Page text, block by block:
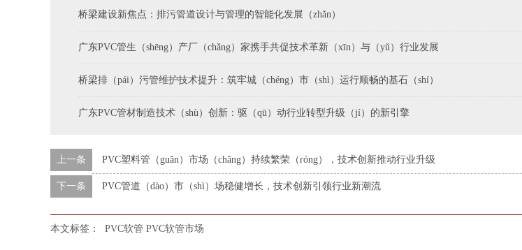
桥梁建设新焦点：排污管道设计与管理的智能化发展（zhǎn）
广东PVC管生（shēng）产厂（chǎng）家携手共促技术革新（xīn）与（yǔ）行业发展
桥梁排（pái）污管维护技术提升：筑牢城（chéng）市（shì）运行顺畅的基石（shí）
广东PVC管材制造技术（shù）创新：驱（qū）动行业转型升级（jí）的新引擎
上一条 PVC塑料管（guǎn）市场（chǎng）持续繁荣（róng），技术创新推动行业升级
下一条 PVC管道（dào）市（shì）场稳健增长，技术创新引领行业新潮流
本文标签： PVC软管 PVC软管市场